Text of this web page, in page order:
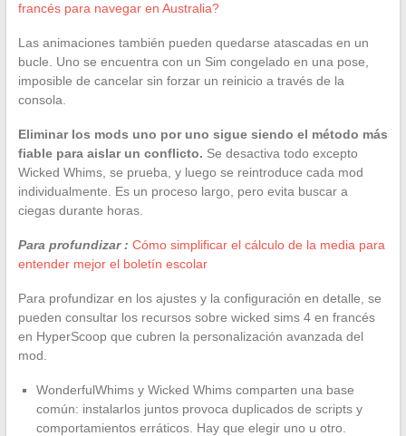
francés para navegar en Australia?
Las animaciones también pueden quedarse atascadas en un
bucle. Uno se encuentra con un Sim congelado en una pose,
imposible de cancelar sin forzar un reinicio a través de la
consola.
Eliminar los mods uno por uno sigue siendo el método más
fiable para aislar un conflicto. Se desactiva todo excepto
Wicked Whims, se prueba, y luego se reintroduce cada mod
individualmente. Es un proceso largo, pero evita buscar a
ciegas durante horas.
Para profundizar : Cómo simplificar el cálculo de la media para
entender mejor el boletín escolar
Para profundizar en los ajustes y la configuración en detalle, se
pueden consultar los recursos sobre wicked sims 4 en francés
en HyperScoop que cubren la personalización avanzada del
mod.
WonderfulWhims y Wicked Whims comparten una base
común: instalarlos juntos provoca duplicados de scripts y
comportamientos erráticos. Hay que elegir uno u otro.